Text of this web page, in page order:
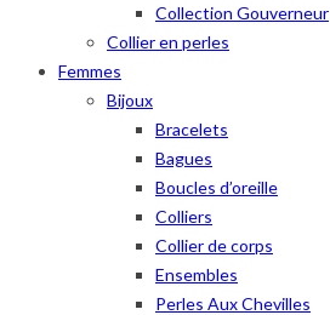
Collection Gouverneur
Collier en perles
Femmes
Bijoux
Bracelets
Bagues
Boucles d’oreille
Colliers
Collier de corps
Ensembles
Perles Aux Chevilles